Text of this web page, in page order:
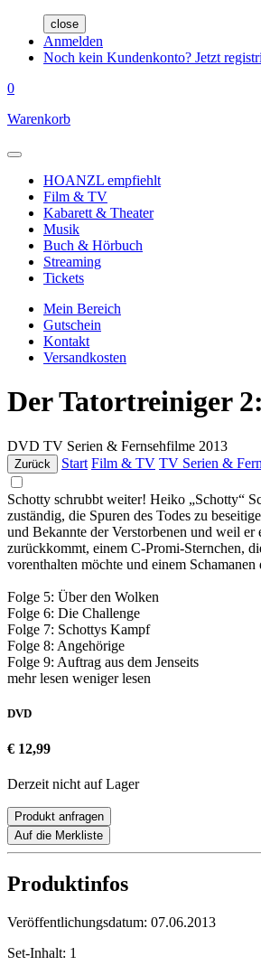
close
Anmelden
Noch kein Kundenkonto? Jetzt
0
Warenkorb
HOANZL empfiehlt
Film & TV
Kabarett & Theater
Musik
Buch & Hörbuch
Streaming
Tickets
Mein Bereich
Gutschein
Kontakt
Versandkosten
Der Tatortreiniger
DVD TV Serien & Fernsehfilme 2013
Zurück Start Film & TV TV Serien &
Schotty schrubbt weiter! Heiko „Schotty“
zuständig, die Spuren des Todes zu
und Bekannte der Verstorbenen und weil
zurückkommt, einem C-Promi-Sternchen,
vorenthalten möchte und einem
Folge 5: Über den Wolken
Folge 6: Die Challenge
Folge 7: Schottys Kampf
Folge 8: Angehörige
Folge 9: Auftrag aus dem Jenseits
mehr lesen weniger lesen
DVD
€ 12,99
Derzeit nicht auf Lager
Produkt anfragen
Auf die Merkliste
Produktinfos
Veröffentlichungsdatum: 07.06.2013
Set-Inhalt: 1